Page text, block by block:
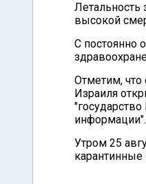
Летальность
высокой
С постоянно
Отметим, что
Израиля
информации".
Утром 25